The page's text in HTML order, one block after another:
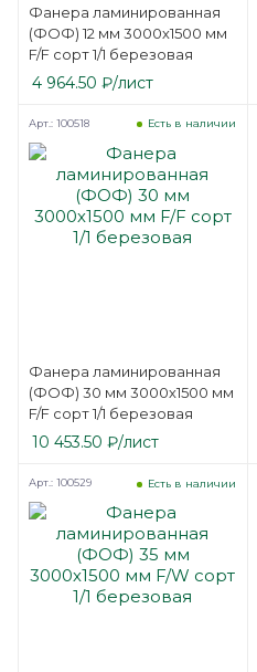
Фанера ламинированная
(ФОФ) 12 мм 3000х1500 мм
F/F сорт 1/1 березовая
4 964.50 ₽/лист
Фанера ламинированная
(ФОФ) 30 мм 3000х1500 мм
F/F сорт 1/1 березовая
Есть в наличии
Арт.: 100518
10 453.50 ₽/лист
Есть в наличии
Арт.: 100529